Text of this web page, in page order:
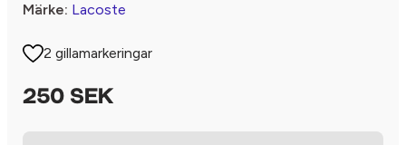
Märke: Lacoste
2 gillamarkeringar
250 SEK